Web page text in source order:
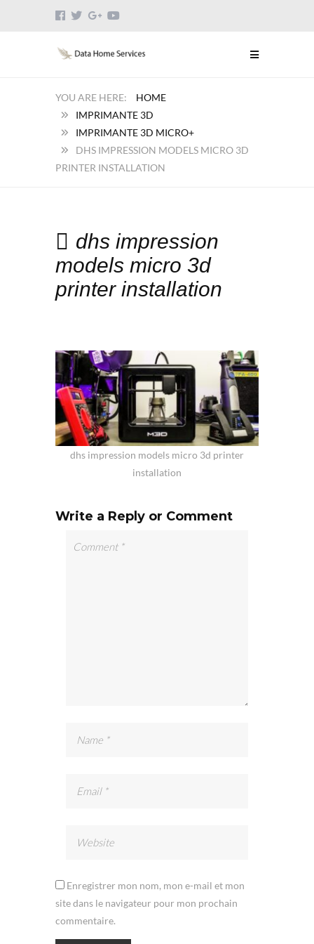
HOME
IMPRIMANTE 3D
IMPRIMANTE 3D MICRO+
DHS IMPRESSION MODELS MICRO 3D
PRINTER INSTALLATION
dhs impression
models micro 3d
printer installation
dhs impression models micro 3d printer
installation
Write a Reply or Comment
Enregistrer mon nom, mon e-mail et mon
site dans le navigateur pour mon prochain
commentaire.